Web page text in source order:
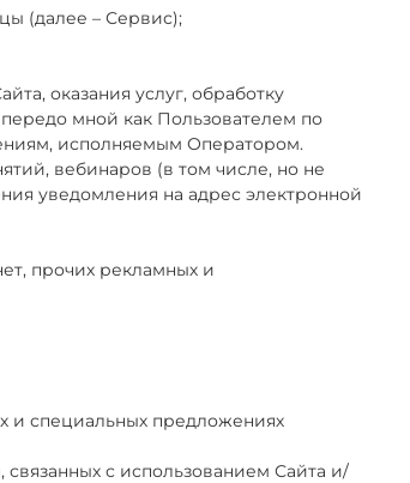
(далее – Сервис);
оказания услуг, обработку
мной как Пользователем по
исполняемым Оператором.
вебинаров (в том числе, но не
уведомления на адрес электронной
прочих рекламных и
и специальных предложениях
с использованием Сайта и/